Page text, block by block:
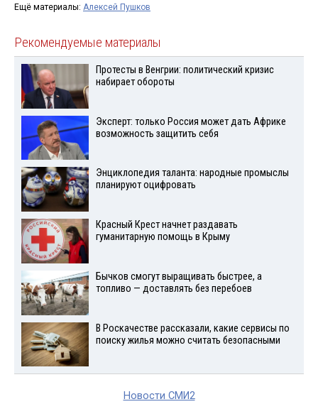
Ещё материалы: Алексей Пушков
Рекомендуемые материалы
Протесты в Венгрии: политический кризис
набирает обороты
Эксперт: только Россия может дать Африке
возможность защитить себя
Энциклопедия таланта: народные промыслы
планируют оцифровать
Красный Крест начнет раздавать
гуманитарную помощь в Крыму
Бычков смогут выращивать быстрее, а
топливо — доставлять без перебоев
В Роскачестве рассказали, какие сервисы по
поиску жилья можно считать безопасными
Новости СМИ2